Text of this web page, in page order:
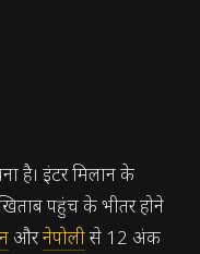
है। इंटर मिलान के
पहुंच के भीतर होने
औरनेपोलीसे 12 अंक